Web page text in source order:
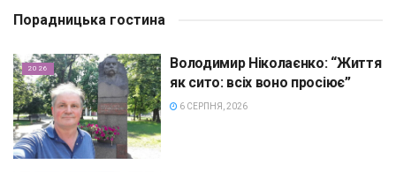
Порадницька гостина
2026
Володимир Ніколаєнко: “Життя
як сито: всіх воно просіює”
6 СЕРПНЯ, 2026